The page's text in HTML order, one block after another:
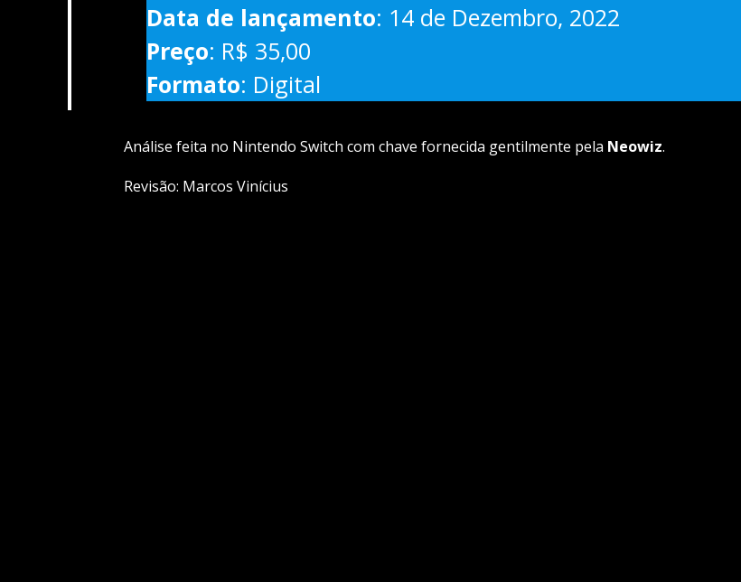
Data de lançamento: 14 de Dezembro, 2022
Preço: R$ 35,00
Formato: Digital
Análise feita no Nintendo Switch com chave fornecida gentilmente pela Neowiz.
Revisão: Marcos Vinícius